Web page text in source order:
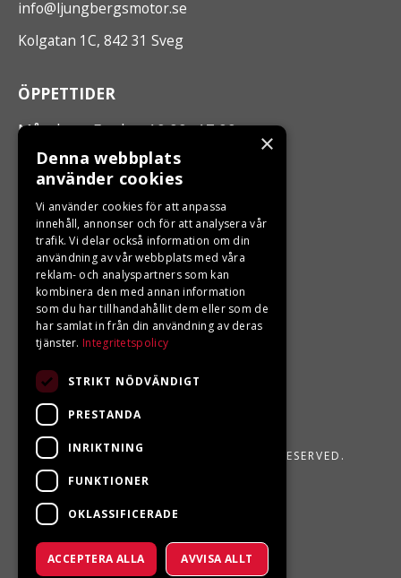
info@ljungbergsmotor.se
Kolgatan 1C, 842 31 Sveg
ÖPPETTIDER
Måndag - Fredag 10.00 -17.00
LJUNGBERGS MOTOR
Din BRP återförsäljare i Sveg!
LJUNGBERGS MOTOR 2026. ALL RIGHTS RESERVED.
POWERED BY EMPORI CMS
×
Denna webbplats
använder cookies
Vi använder cookies för att anpassa
innehåll, annonser och för att analysera vår
trafik. Vi delar också information om din
användning av vår webbplats med våra
reklam- och analyspartners som kan
kombinera den med annan information
som du har tillhandahållit dem eller som de
har samlat in från din användning av deras
tjänster. Integritetspolicy
STRIKT NÖDVÄNDIGT
PRESTANDA
INRIKTNING
FUNKTIONER
OKLASSIFICERADE
ACCEPTERA ALLA AVVISA ALLT